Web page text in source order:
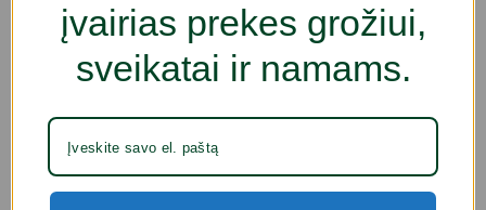
Nebandyta su gyvūnais
Be parabenų
Lytis: Abiejų lyčių
Tekstūra: Skystis
Maksimālais leņķis:
Propylene carbonate
įvairias prekes grožiui,
sveikatai ir namams.